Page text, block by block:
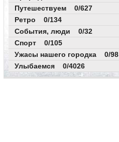
Путешествуем 0/627
Ретро 0/134
События, люди 0/32
Спорт 0/105
Ужасы нашего городка 0/98
Улыбаемся 0/4026